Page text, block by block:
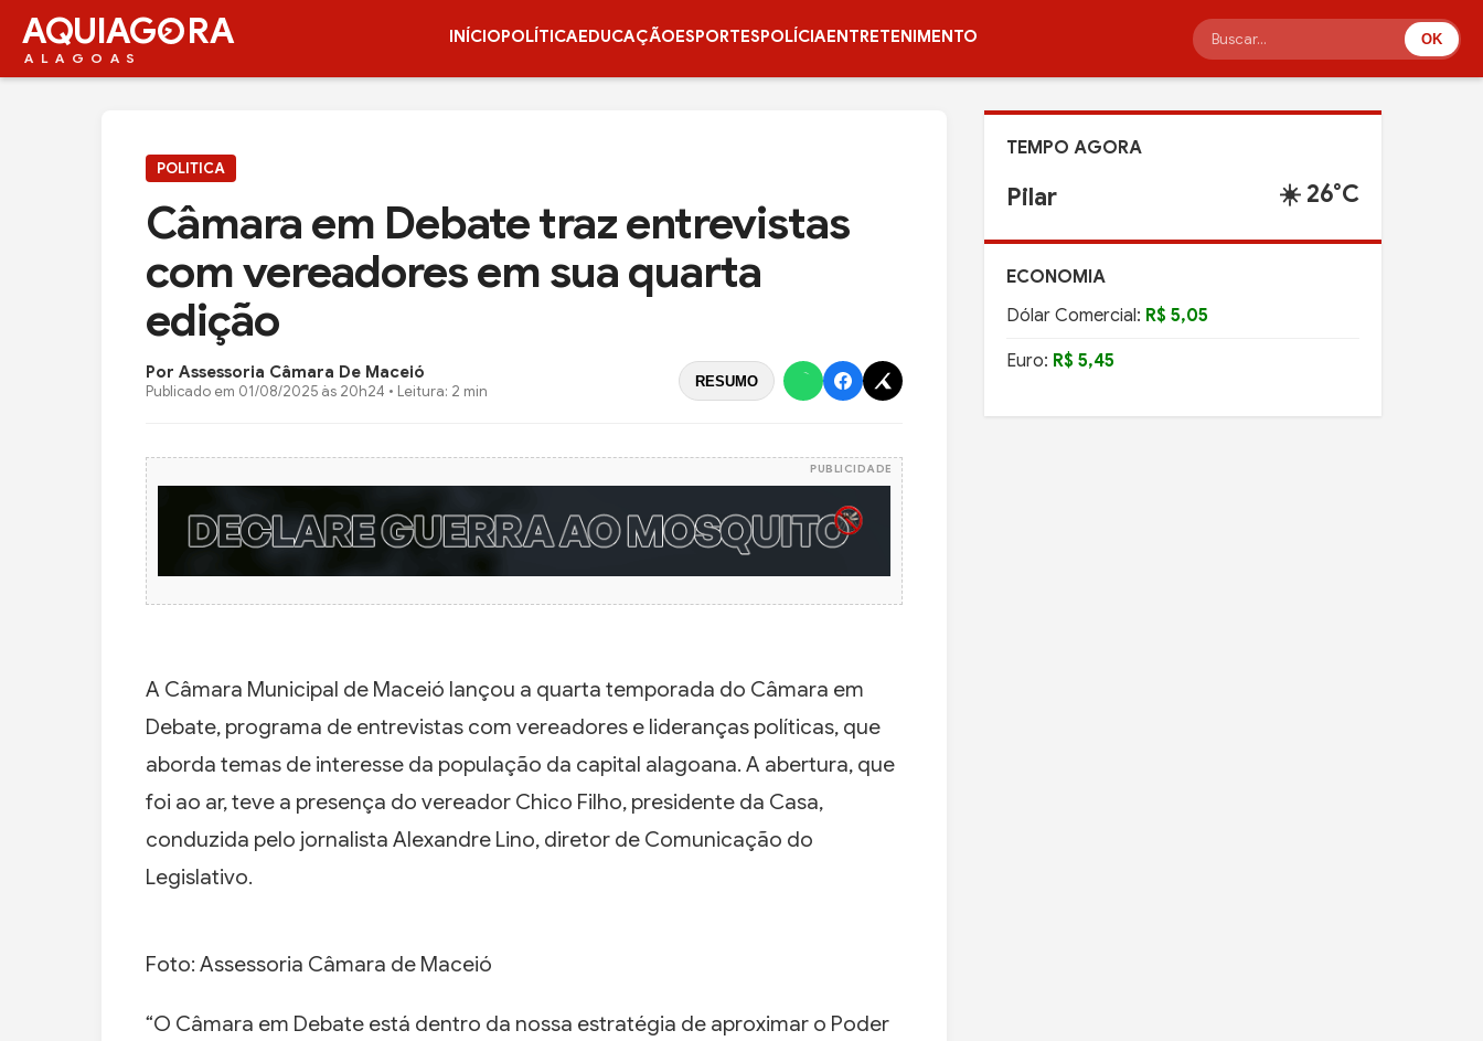
AQUIAG RA
ALAGOAS
INÍCIOPOLÍTICAEDUCAÇÃOESPORTESPOLÍCIAENTRETENIMENTO OK
POLITICA
Câmara em Debate traz entrevistas
com vereadores em sua quarta
edição
Por Assessoria Câmara De Maceió
Publicado em 01/08/2025 às 20h24 • Leitura: 2 min
RESUMO
PUBLICIDADE
A Câmara Municipal de Maceió lançou a quarta temporada do Câmara em
Debate, programa de entrevistas com vereadores e lideranças políticas, que
aborda temas de interesse da população da capital alagoana. A abertura, que
foi ao ar, teve a presença do vereador Chico Filho, presidente da Casa,
conduzida pelo jornalista Alexandre Lino, diretor de Comunicação do
Legislativo.
Foto: Assessoria Câmara de Maceió
“O Câmara em Debate está dentro da nossa estratégia de aproximar o Poder
TEMPO AGORA
Pilar ☀️ 26°C
ECONOMIA
Dólar Comercial: R$ 5,05
Euro: R$ 5,45